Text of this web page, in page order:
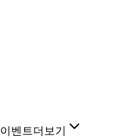
이벤트더보기